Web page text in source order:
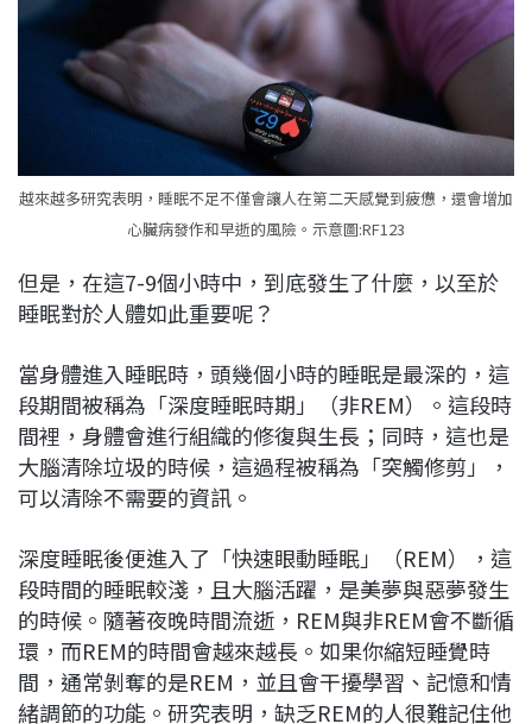
越來越多研究表明，睡眠不足不僅會讓人在第二天感覺到疲憊，還會增加
心臟病發作和早逝的風險。示意圖:RF123
但是，在這7-9個小時中，到底發生了什麼，以至於
睡眠對於人體如此重要呢？
當身體進入睡眠時，頭幾個小時的睡眠是最深的，這
段期間被稱為「深度睡眠時期」（非REM）。這段時
間裡，身體會進行組織的修復與生長；同時，這也是
大腦清除垃圾的時候，這過程被稱為「突觸修剪」，
可以清除不需要的資訊。
深度睡眠後便進入了「快速眼動睡眠」（REM），這
段時間的睡眠較淺，且大腦活躍，是美夢與惡夢發生
的時候。隨著夜晚時間流逝，REM與非REM會不斷循
環，而REM的時間會越來越長。如果你縮短睡覺時
間，通常剝奪的是REM，並且會干擾學習、記憶和情
緒調節的功能。研究表明，缺乏REM的人很難記住他